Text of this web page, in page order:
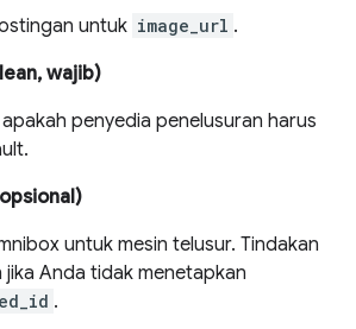
untuk image_url .
wajib)
penyedia penelusuran harus
untuk mesin telusur. Tindakan
jika Anda tidak menetapkan
.